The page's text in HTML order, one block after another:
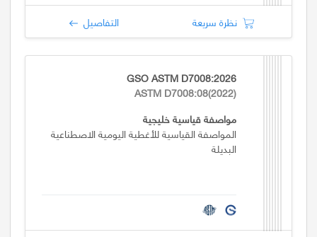
نظرة سريعة التفاصيل
GSO ASTM D7008:2026
ASTM D7008:08(2022)
مواصفة قياسية خليجية
المواصفة القياسية للأغطية اليومية الاصطناعية
البديلة